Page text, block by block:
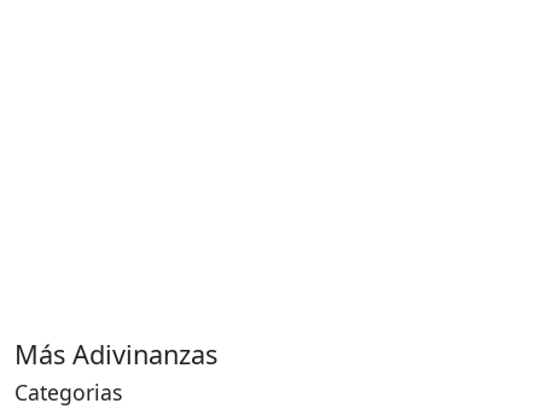
Más Adivinanzas
Categorias